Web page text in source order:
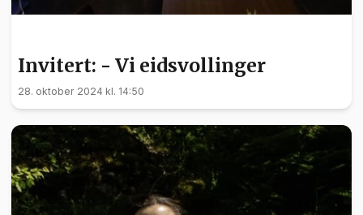
Invitert: - Vi eidsvollinger
28. oktober 2024 kl. 14:50